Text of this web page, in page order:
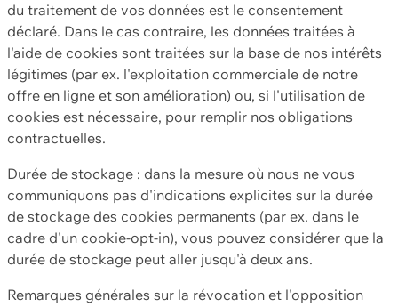
du traitement de vos données est le consentement
déclaré. Dans le cas contraire, les données traitées à
l'aide de cookies sont traitées sur la base de nos intérêts
légitimes (par ex. l'exploitation commerciale de notre
offre en ligne et son amélioration) ou, si l'utilisation de
cookies est nécessaire, pour remplir nos obligations
contractuelles.
Durée de stockage : dans la mesure où nous ne vous
communiquons pas d'indications explicites sur la durée
de stockage des cookies permanents (par ex. dans le
cadre d'un cookie-opt-in), vous pouvez considérer que la
durée de stockage peut aller jusqu'à deux ans.
Remarques générales sur la révocation et l'opposition